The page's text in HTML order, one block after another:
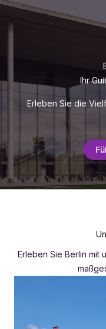
Zum
Ihr
Erleben Sie die
Erleben Sie Berlin mit